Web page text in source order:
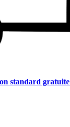
standard gratuite